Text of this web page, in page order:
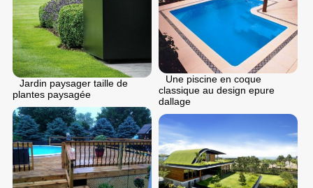
Jardin paysager taille de
plantes paysagée
Une piscine en coque
classique au design epure
dallage